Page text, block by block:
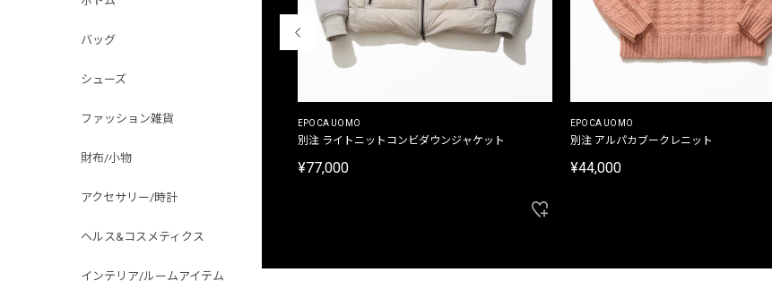
バッグ
シューズ
ファッション雑貨
財布/小物
アクセサリー/時計
ヘルス&コスメティクス
インテリア/ルームアイテム
MALIBUFARM EPOCA UOMO
別注 ライトニットコンビダウンジャケット
¥77,000
EPOCA UOMO
別注 アルパカブークレニット
¥44,000